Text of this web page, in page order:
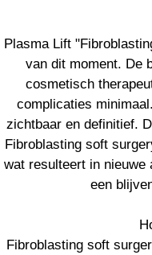
Plasma Lift
van dit moment. De
cosmetisch
complicaties
zichtbaar en definitief.
Fibroblasting soft
wat resulteert in nieuwe
een
Fibroblasting soft